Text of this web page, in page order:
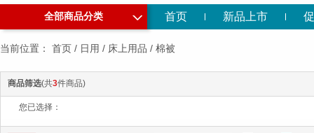
全部商品分类 ◇ 首页 新品上市
当前位置： 首页 / 日用 / 床上用品 / 棉被
商品筛选(共3件商品)
您已选择：